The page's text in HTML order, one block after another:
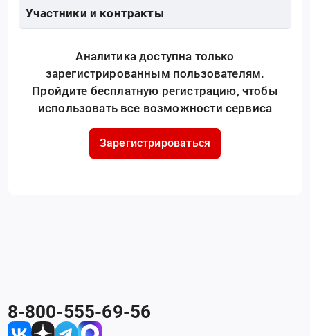
Участники и контракты
Аналитика доступна только
зарегистрированным пользователям.
Пройдите бесплатную регистрацию, чтобы
использовать все возможности сервиса
Зарегистрироваться
8-800-555-69-56